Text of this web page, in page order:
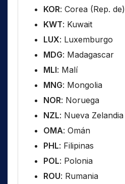
KOR: Corea (Rep. de)
KWT: Kuwait
LUX: Luxemburgo
MDG: Madagascar
MLI: Malí
MNG: Mongolia
NOR: Noruega
NZL: Nueva Zelandia
OMA: Omán
PHL: Filipinas
POL: Polonia
ROU: Rumania